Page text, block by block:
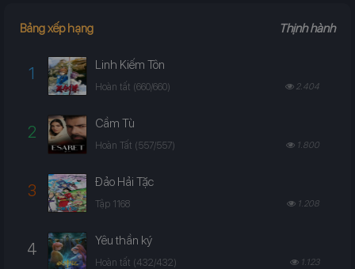
Bảng xếp hạng Thịnh hành
1 Linh Kiếm Tôn
Hoàn tất (660/660) 2.404
2 Cầm Tù
Hoàn Tất (557/557) 1.800
3 Đảo Hải Tặc
Tập 1168 1.208
4 Yêu thần ký
Hoàn tất (432/432) 1.123